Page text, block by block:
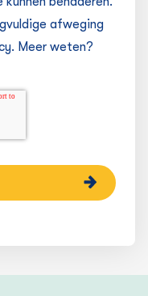
afweging
Meer weten?